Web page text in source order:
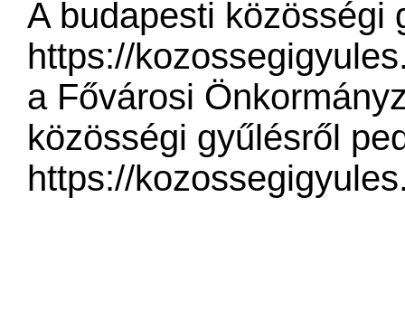
A budapesti közösségi
https://
a Fővárosi
közösségi gyűlésről
https://